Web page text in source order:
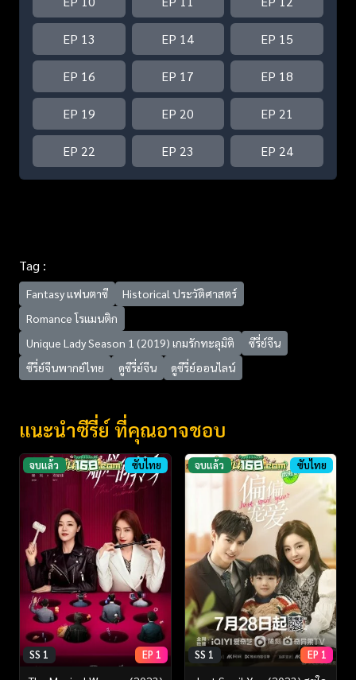
EP 13 EP 14 EP 15
EP 16 EP 17 EP 18
EP 19 EP 20 EP 21
EP 22 EP 23 EP 24
Tag :
Fantasy แฟนตาซี
Historical ประวัติศาสตร์
Romance โรแมนติก
Unique Lady Season 1 (2019) เกมรักทะลุมิติ
ซีรี่ย์จีน
ซีรี่ย์จีนพากย์ไทย
ดูซีรี่ย์จีน ดูซีรี่ย์ออนไลน์
แนะนำซีรี่ย์ ที่คุณอาจชอบ
จบแล้ว ซับไทย
SS 1 EP 1
จบแล้ว ซับไทย
SS 1 EP 1